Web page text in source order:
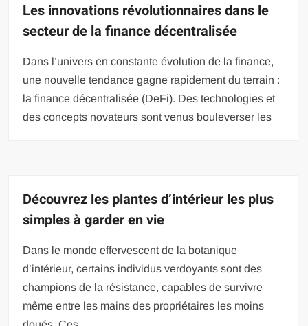
Les innovations révolutionnaires dans le
secteur de la finance décentralisée
Dans l’univers en constante évolution de la finance,
une nouvelle tendance gagne rapidement du terrain :
la finance décentralisée (DeFi). Des technologies et
des concepts novateurs sont venus bouleverser les
Découvrez les plantes d’intérieur les plus
simples à garder en vie
Dans le monde effervescent de la botanique
d’intérieur, certains individus verdoyants sont des
champions de la résistance, capables de survivre
même entre les mains des propriétaires les moins